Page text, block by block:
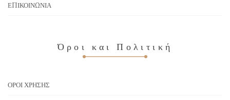
ΕΠΙΚΟΙΝΩΝΊΑ
Όροι και Πολιτική
ΌΡΟΙ ΧΡΉΣΗΣ